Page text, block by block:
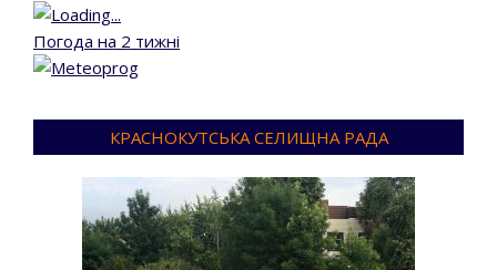
Погода на 2 тижні
КРАСНОКУТСЬКА СЕЛИЩНА РАДА